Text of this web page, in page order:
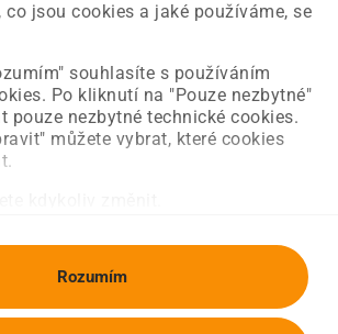
jsou cookies a jaké používáme, se
souhlasíte s používáním
Po kliknutí na "Pouze nezbytné"
pouze nezbytné technické cookies.
můžete vybrat, které cookies
Rozumím
na naší straně a už ji opravujeme.
znovu načíst požadovanou stránku.
stránku Úvodní strana